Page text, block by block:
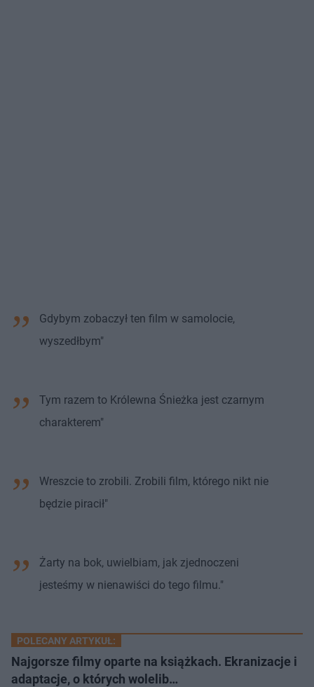
Gdybym zobaczył ten film w samolocie,
wyszedłbym"
Tym razem to Królewna Śnieżka jest czarnym
charakterem"
Wreszcie to zrobili. Zrobili film, którego nikt nie
będzie piracił"
Żarty na bok, uwielbiam, jak zjednoczeni
jesteśmy w nienawiści do tego filmu."
POLECANY ARTYKUŁ:
Najgorsze filmy oparte na książkach. Ekranizacje i
adaptacje, o których wolelib…